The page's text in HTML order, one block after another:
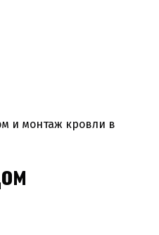
и монтаж кровли в